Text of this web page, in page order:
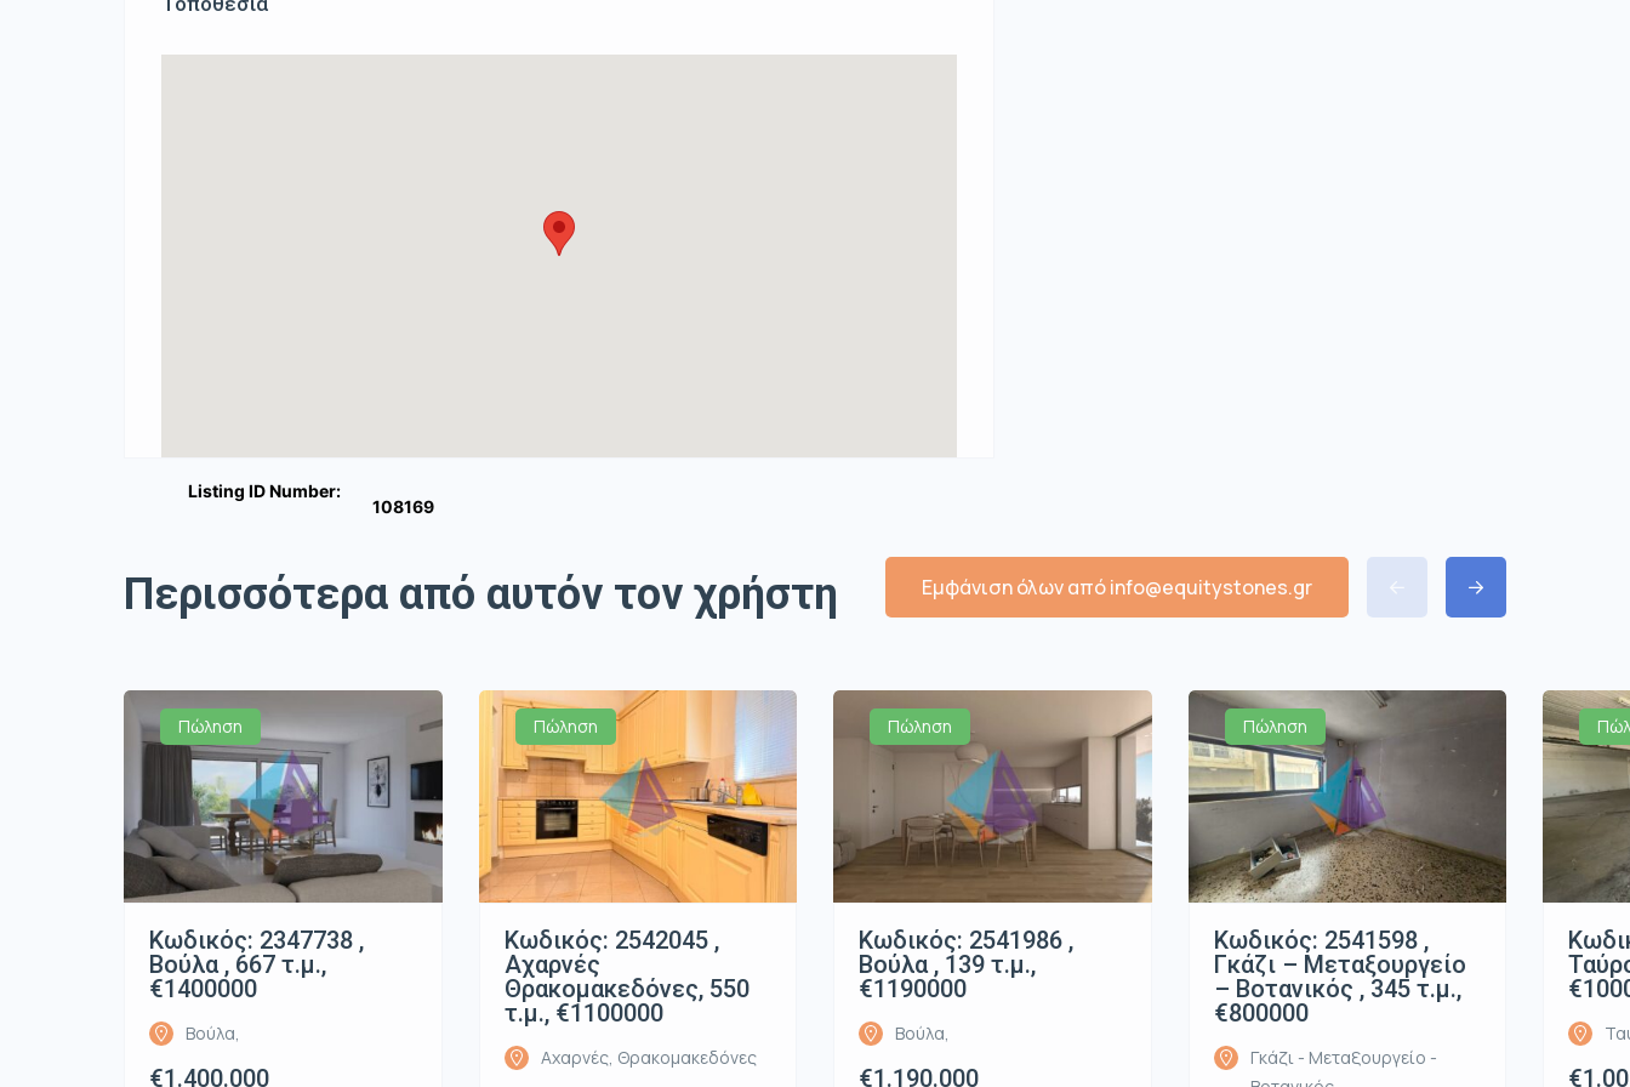
Listing ID Number:
108169
Περισσότερα από αυτόν τον χρήστη Εμφάνιση όλων από info@equitystones.gr
Πώληση
Κωδικός: 2347738 ,
Βούλα , 667 τ.μ.,
€1400000
Βούλα,
€1.400.000
Πώληση
Κωδικός: 2542045 ,
Αχαρνές
Θρακομακεδόνες, 550
τ.μ., €1100000
Αχαρνές, Θρακομακεδόνες
Πώληση
Κωδικός: 2541986 ,
Βούλα , 139 τ.μ.,
€1190000
Βούλα,
€1.190.000
Πώληση
Κωδικός: 2541598 ,
Γκάζι – Μεταξουργείο
– Βοτανικός , 345 τ.μ.,
€800000
Γκάζι - Μεταξουργείο -